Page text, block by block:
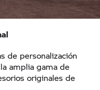
de personalización
amplia gama de
originales de